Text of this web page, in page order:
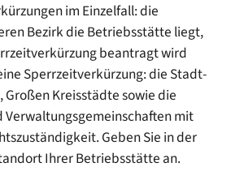
im Einzelfall: die
Bezirk die Betriebsstätte liegt,
beantragt wird
Sperrzeitverkürzung: die Stadt-
Großen Kreisstädte sowie die
Verwaltungsgemeinschaften mit
Geben Sie in der
Ihrer Betriebsstätte an.